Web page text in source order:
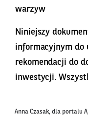
warzyw
Niniejszy
informacyjnym do
rekomendacji do
inwestycji.
Anna Czasak, dla portalu